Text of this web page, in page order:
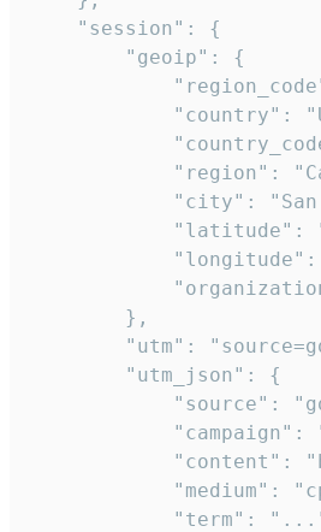
    "session": {
        "geoip": {
"country":
"region":
"city":
"latitude":
        },
"utm":
        "utm_json": {
"source":
"campaign":
"content":
"medium":
"term":